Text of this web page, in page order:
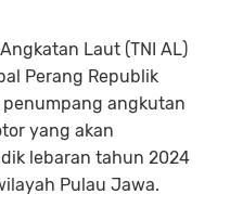
Laut (TNI AL)
Perang Republik
penumpang angkutan
yang akan
lebaran tahun 2024
Pulau Jawa.